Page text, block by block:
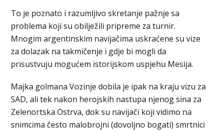
To je poznato i razumljivo skretanje pažnje sa
problema koji su obilježili pripreme za turnir.
Mnogim argentinskim navijačima uskraćene su vize
za dolazak na takmičenje i gdje bi mogli da
prisustvuju mogućem istorijskom uspjehu Mesija.
Majka golmana Vozinje dobila je ipak na kraju vizu za
SAD, ali tek nakon herojskih nastupa njenog sina za
Zelenortska Ostrva, dok su navijači koji vidimo na
snimcima često malobrojni (dovoljno bogati) smrtnici